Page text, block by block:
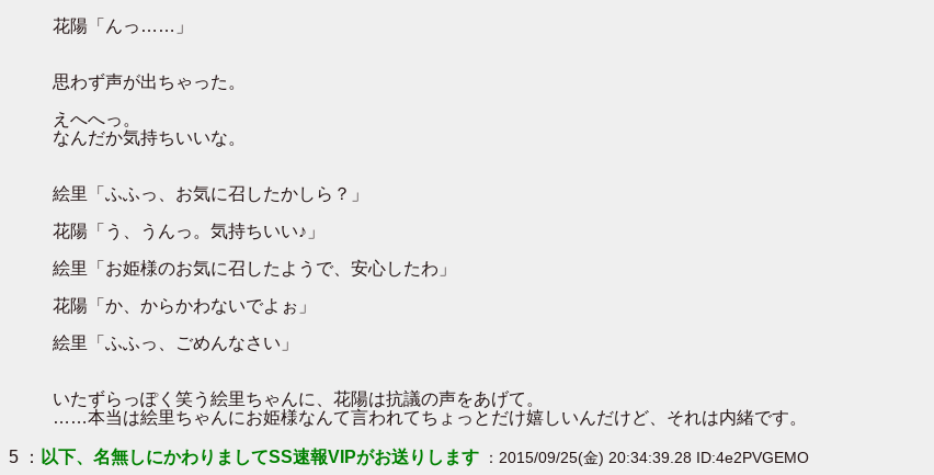
花陽「んっ……」
思わず声が出ちゃった。
えへへっ。
なんだか気持ちいいな。
絵里「ふふっ、お気に召したかしら？」
花陽「う、うんっ。気持ちいい♪」
絵里「お姫様のお気に召したようで、安心したわ」
花陽「か、からかわないでよぉ」
絵里「ふふっ、ごめんなさい」
いたずらっぽく笑う絵里ちゃんに、花陽は抗議の声をあげて。
……本当は絵里ちゃんにお姫様なんて言われてちょっとだけ嬉しいんだけど、それは内緒です。
5 ： 以下、名無しにかわりましてSS速報VIPがお送りします ：2015/09/25(金) 20:34:39.28 ID:4e2PVGEMO